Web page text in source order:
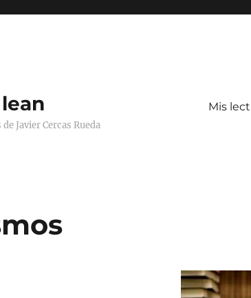
Javier Cercas Rueda
Mis